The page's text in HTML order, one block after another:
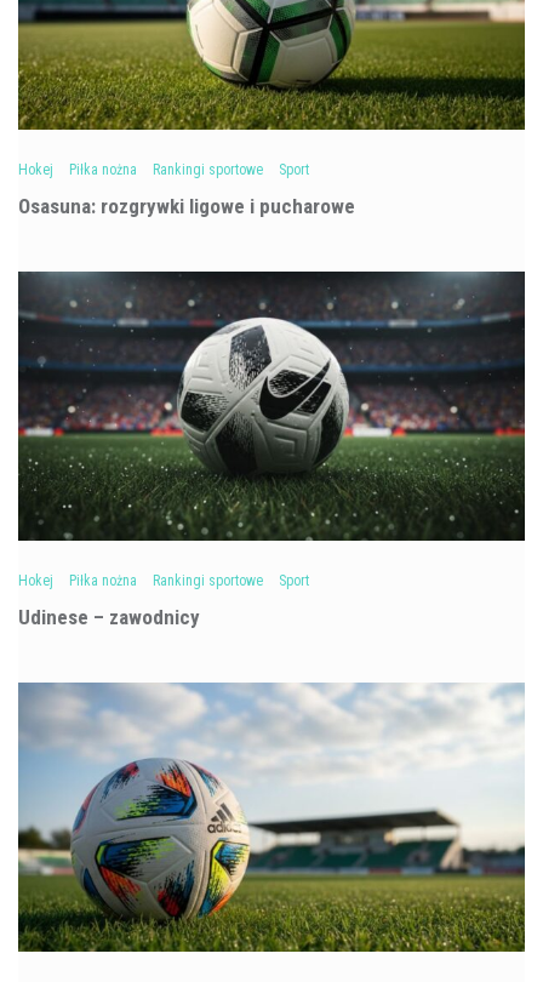
Hokej Piłka nożna Rankingi sportowe Sport
Osasuna: rozgrywki ligowe i pucharowe
Hokej Piłka nożna Rankingi sportowe Sport
Udinese – zawodnicy